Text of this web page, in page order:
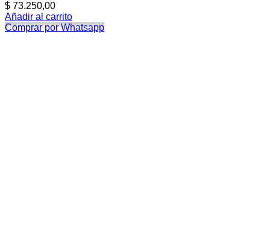
$ 73.250,00
Añadir al carrito
Comprar por Whatsapp